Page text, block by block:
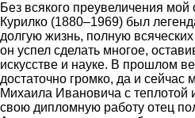
Без всякого преувеличения
Курилко (1880–1969) был
долгую жизнь, полную
он успел сделать многое,
искусстве и науке. В прошлом
достаточно громко, да и сейчас
Михаила Ивановича с теплотой
свою дипломную работу отец